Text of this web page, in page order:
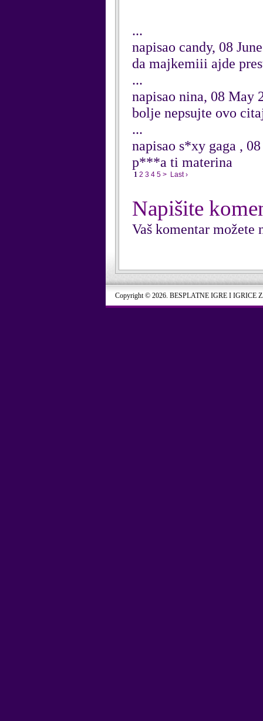
...
napisao candy, 08
da majkemiii ajde
...
napisao nina, 08 May
bolje nepsujte ovo
...
napisao s*xy gaga ,
p***a ti materina
1 2 3 4 5 > Last ›
Napišite
Vaš komentar možete
Copyright © 2026. BESPLATNE IGRE I IGRICE